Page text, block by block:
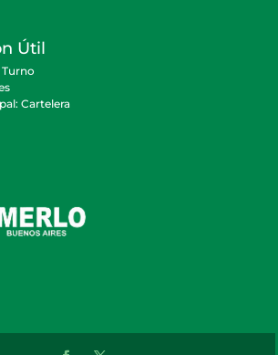
Útil
Cartelera